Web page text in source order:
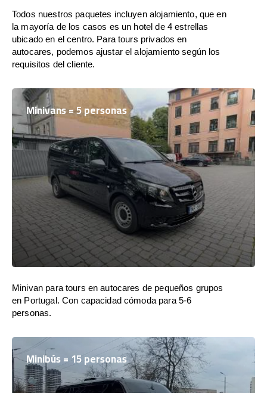
Todos nuestros paquetes incluyen alojamiento, que en
la mayoría de los casos es un hotel de 4 estrellas
ubicado en el centro. Para tours privados en
autocares, podemos ajustar el alojamiento según los
requisitos del cliente.
Minivans = 5 personas
Minivan para tours en autocares de pequeños grupos
en Portugal. Con capacidad cómoda para 5-6
personas.
Minibús = 15 personas